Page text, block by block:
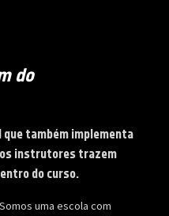
do
que também implementa
instrutores trazem
do curso.
uma escola com